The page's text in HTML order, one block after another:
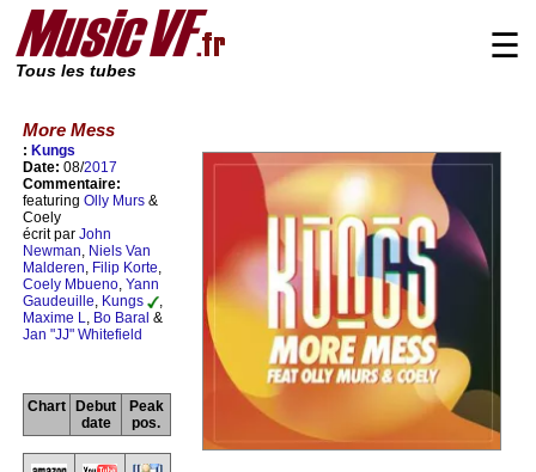
Tous les tubes
☰
More Mess
: Kungs
Date: 08/2017
Commentaire:
featuring Olly Murs &
Coely
écrit par John
Newman, Niels Van
Malderen, Filip Korte,
Coely Mbueno, Yann
Gaudeuille, Kungs
,
Maxime L, Bo Baral &
Jan "JJ" Whitefield
Chart
Debut
date
Peak
pos.